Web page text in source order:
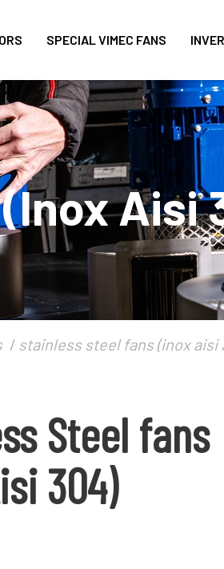
SPECIAL VIMEC FANS
Aisi
stainless steel fans (inox aisi
Steel fans
304)